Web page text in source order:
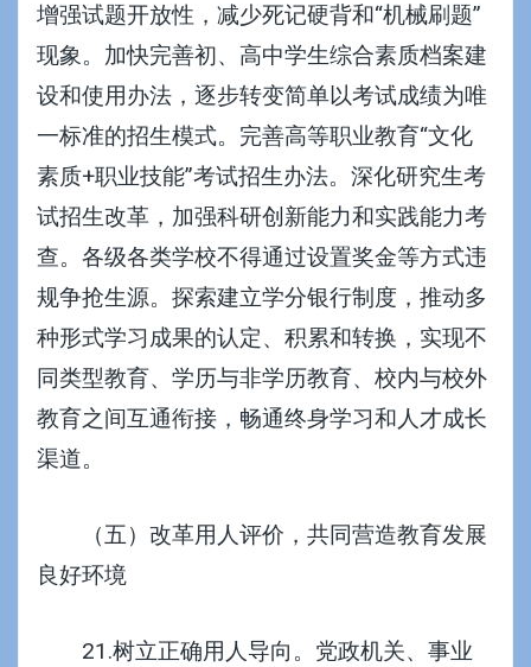
增强试题开放性，减少死记硬背和“机械刷题”
现象。加快完善初、高中学生综合素质档案建
设和使用办法，逐步转变简单以考试成绩为唯
一标准的招生模式。完善高等职业教育“文化
素质+职业技能”考试招生办法。深化研究生考
试招生改革，加强科研创新能力和实践能力考
查。各级各类学校不得通过设置奖金等方式违
规争抢生源。探索建立学分银行制度，推动多
种形式学习成果的认定、积累和转换，实现不
同类型教育、学历与非学历教育、校内与校外
教育之间互通衔接，畅通终身学习和人才成长
渠道。
（五）改革用人评价，共同营造教育发展
良好环境
21.树立正确用人导向。党政机关、事业